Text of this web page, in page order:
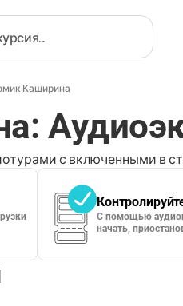
Каширина
с включенными в
С помощью
начать,